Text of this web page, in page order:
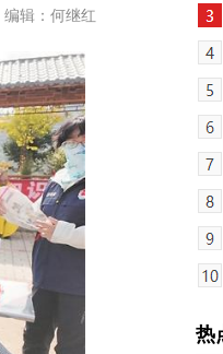
编辑：何继红
热